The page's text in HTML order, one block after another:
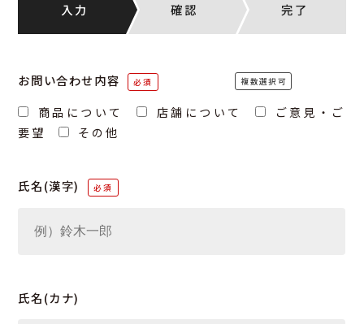
入力 確認 完了
お問い合わせ内容
商品について 店舗について
ご意見・ご
要望
その他
氏名(漢字)
氏名(カナ)